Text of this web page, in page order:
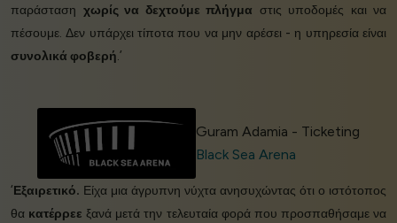
παράσταση χωρίς να δεχτούμε πλήγμα στις υποδομές και να
πέσουμε. Δεν υπάρχει τίποτα που να μην αρέσει - η υπηρεσία είναι
συνολικά φοβερή.’
Guram Adamia - Ticketing
Black Sea Arena
‘Εξαιρετικό. Είχα μια άγρυπνη νύχτα ανησυχώντας ότι ο ιστότοπος
θα κατέρρεε ξανά μετά την τελευταία φορά που προσπαθήσαμε να